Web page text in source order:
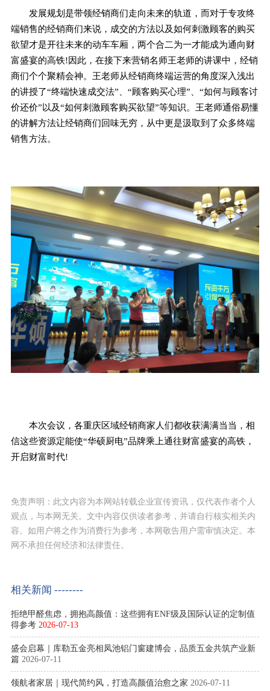
发展规划是带领经销商们走向未来的轨道，而对于专攻终
端销售的经销商们来说，成交的方法以及如何刺激顾客的购买
欲望才是开往未来的动车车厢，两个合二为一才能成为通向财
富盛宴的高铁!因此，在接下来营销名师王老师的讲课中，经销
商们个个聚精会神。王老师从经销商终端运营的角度深入浅出
的讲授了“终端快速成交法”、“顾客购买心理”、“如何与顾客讨
价还价”以及“如何刺激顾客购买欲望”等知识。王老师通俗易懂
的讲解方法让经销商们回味无穷，从中更是汲取到了众多终端
销售方法。
本次会议，各重庆区域经销商家人们都收获满满当当，相
信这些资源定能使“华硕厨电”品牌乘上通往财富盛宴的高铁，
开启财富时代!
免责声明：此文内容为本网站转载企业宣传资讯，仅代表作者个人
观点，与本网无关。文中内容仅供读者参考，并请自行核实相关内
容。如用户将之作为消费行为参考，本网敬告用户需审慎决定。本
网不承担任何经济和法律责任。
相关新闻 --------
拒绝甲醛焦虑，拥抱高颜值：这些拥有ENF级及国际认证的定制值
得参考 2026-07-13
盛会启幕｜库勒五金亮相凤池铝门窗建博会，品质五金共筑产业新
篇 2026-07-11
领航者家居｜现代简约风，打造高颜值治愈之家 2026-07-11